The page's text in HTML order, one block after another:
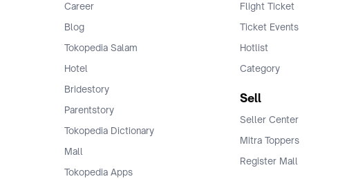
Career
Blog
Tokopedia Salam
Hotel
Bridestory
Parentstory
Tokopedia Dictionary
Mall
Tokopedia Apps
Flight Ticket
Ticket Events
Hotlist
Category
Sell
Seller Center
Mitra Toppers
Register Mall